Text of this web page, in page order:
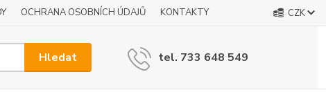
OCHRANA OSOBNÍCH ÚDAJŮ KONTAKTY CZK
Hledat tel. 733 648 549